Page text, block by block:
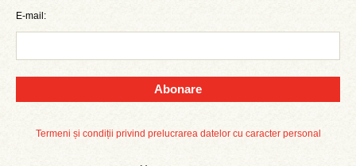
E-mail:
Abonare
Termeni și condiții privind prelucrarea datelor cu caracter personal